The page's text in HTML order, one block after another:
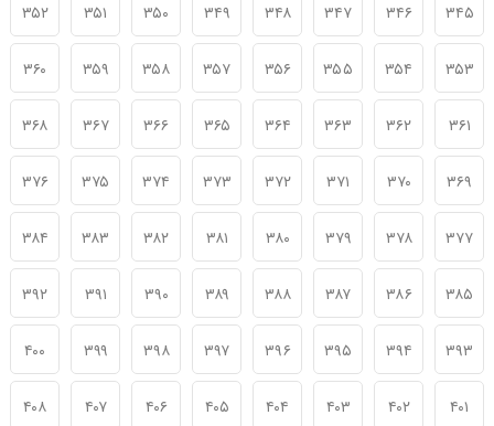
۳۴۵ ۳۴۶ ۳۴۷ ۳۴۸ ۳۴۹ ۳۵۰ ۳۵۱ ۳۵۲
۳۵۳ ۳۵۴ ۳۵۵ ۳۵۶ ۳۵۷ ۳۵۸ ۳۵۹ ۳۶۰
۳۶۱ ۳۶۲ ۳۶۳ ۳۶۴ ۳۶۵ ۳۶۶ ۳۶۷ ۳۶۸
۳۶۹ ۳۷۰ ۳۷۱ ۳۷۲ ۳۷۳ ۳۷۴ ۳۷۵ ۳۷۶
۳۷۷ ۳۷۸ ۳۷۹ ۳۸۰ ۳۸۱ ۳۸۲ ۳۸۳ ۳۸۴
۳۸۵ ۳۸۶ ۳۸۷ ۳۸۸ ۳۸۹ ۳۹۰ ۳۹۱ ۳۹۲
۳۹۳ ۳۹۴ ۳۹۵ ۳۹۶ ۳۹۷ ۳۹۸ ۳۹۹ ۴۰۰
۴۰۱ ۴۰۲ ۴۰۳ ۴۰۴ ۴۰۵ ۴۰۶ ۴۰۷ ۴۰۸